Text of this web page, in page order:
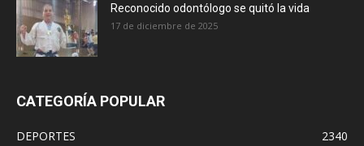
Reconocido odontólogo se quitó la vida
17 de diciembre de 2025
CATEGORÍA POPULAR
DEPORTES
2340